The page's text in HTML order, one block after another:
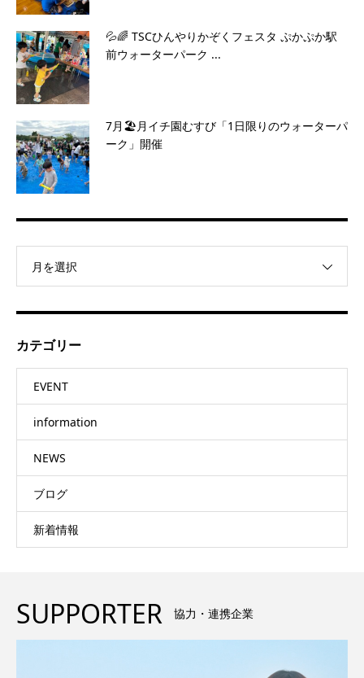
💦🌈 TSCひんやりかぞくフェスタ ぷかぷか駅
前ウォーターパーク ...
7月🏖️月イチ園むすび「1日限りのウォーターパ
ーク」開催
月を選択
カテゴリー
EVENT
information
NEWS
ブログ
新着情報
SUPPORTER 協力・連携企業